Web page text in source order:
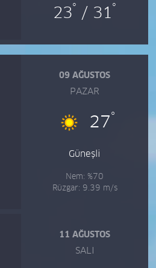
23° / 31°
09 AĞUSTOS
PAZAR
27°
Güneşli
Nem: %70
Rüzgar: 9.39 m/s
11 AĞUSTOS
SALI